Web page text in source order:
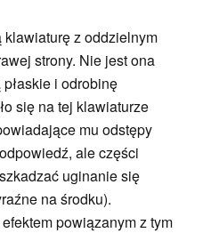
z oddzielnym
strony. Nie jest ona
i odrobinę
się na tej klawiaturze
mu odstępy
ale części
uginanie się
na środku).
powiązanym z tym